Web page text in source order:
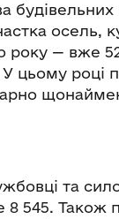
року — вже
цьому році
та
8 545. Також